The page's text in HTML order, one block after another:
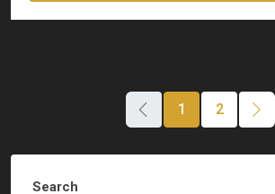
1 2
Search